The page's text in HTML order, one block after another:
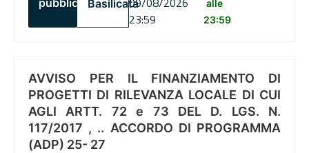
pubblico Basilicata
23:59
alle
23:59
AVVISO PER IL FINANZIAMENTO DI
PROGETTI DI RILEVANZA LOCALE DI CUI
AGLI ARTT. 72 e 73 DEL D. LGS. N.
117/2017 , .. ACCORDO DI PROGRAMMA
(ADP) 25- 27